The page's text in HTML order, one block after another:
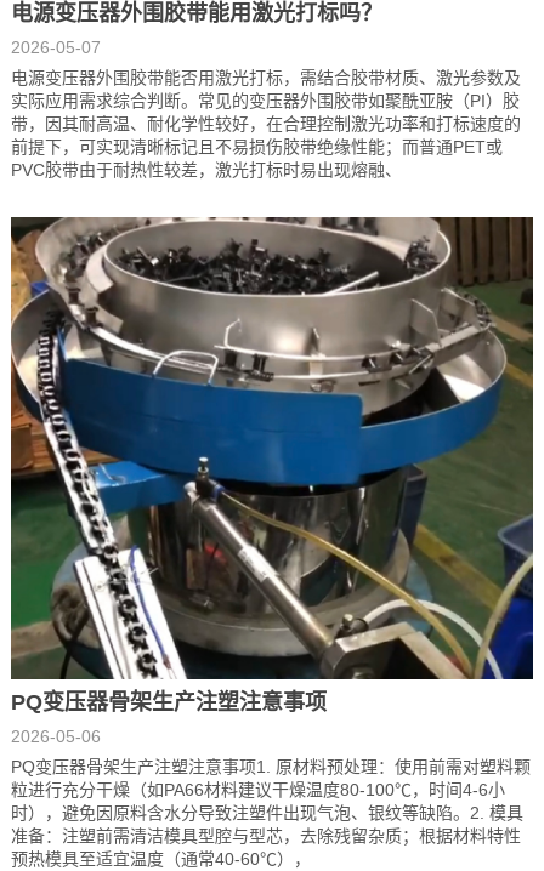
电源变压器外围胶带能用激光打标吗？
2026-05-07
电源变压器外围胶带能否用激光打标，需结合胶带材质、激光参数及
实际应用需求综合判断。常见的变压器外围胶带如聚酰亚胺（PI）胶
带，因其耐高温、耐化学性较好，在合理控制激光功率和打标速度的
前提下，可实现清晰标记且不易损伤胶带绝缘性能；而普通PET或
PVC胶带由于耐热性较差，激光打标时易出现熔融、
PQ变压器骨架生产注塑注意事项
2026-05-06
PQ变压器骨架生产注塑注意事项1. 原材料预处理：使用前需对塑料颗
粒进行充分干燥（如PA66材料建议干燥温度80-100℃，时间4-6小
时），避免因原料含水分导致注塑件出现气泡、银纹等缺陷。2. 模具
准备：注塑前需清洁模具型腔与型芯，去除残留杂质；根据材料特性
预热模具至适宜温度（通常40-60℃），